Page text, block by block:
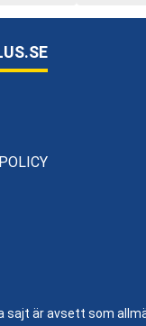
sajt är avsett som